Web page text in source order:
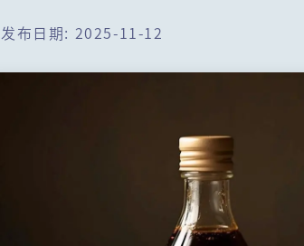
发布日期: 2025-11-12